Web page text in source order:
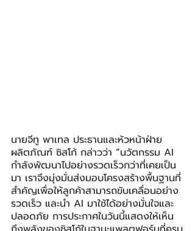
นายจีทู พาเทล ประธานและหัวหน้าฝ่าย
ผลิตภัณฑ์ ซิสโก้ กล่าวว่า “นวัตกรรม AI
กำลังพัฒนาไปอย่างรวดเร็วกว่าที่เคยเป็น
มา เราจึงมุ่งมั่นส่งมอบโครงสร้างพื้นฐานที่
สำคัญเพื่อให้ลูกค้าสามารถขับเคลื่อนอย่าง
รวดเร็ว และนำ AI มาใช้ได้อย่างมั่นใจและ
ปลอดภัย การประกาศในวันนี้แสดงให้เห็น